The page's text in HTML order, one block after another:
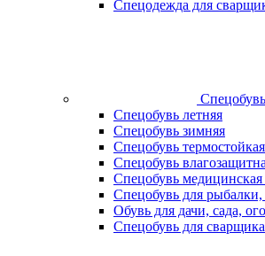
Спецодежда для
Спецобувь
Спецобувь летняя
Спецобувь зимняя
Спецобувь термостойкая
Спецобувь
Спецобувь
Спецобувь для рыбалки,
Обувь для дачи, сада,
Спецобувь для сварщика